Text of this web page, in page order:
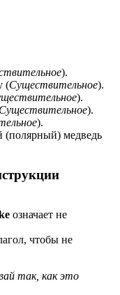
).
(Существительное).
).
Существительное).
).
(полярный) медведь
означает не
чтобы не
так, как это